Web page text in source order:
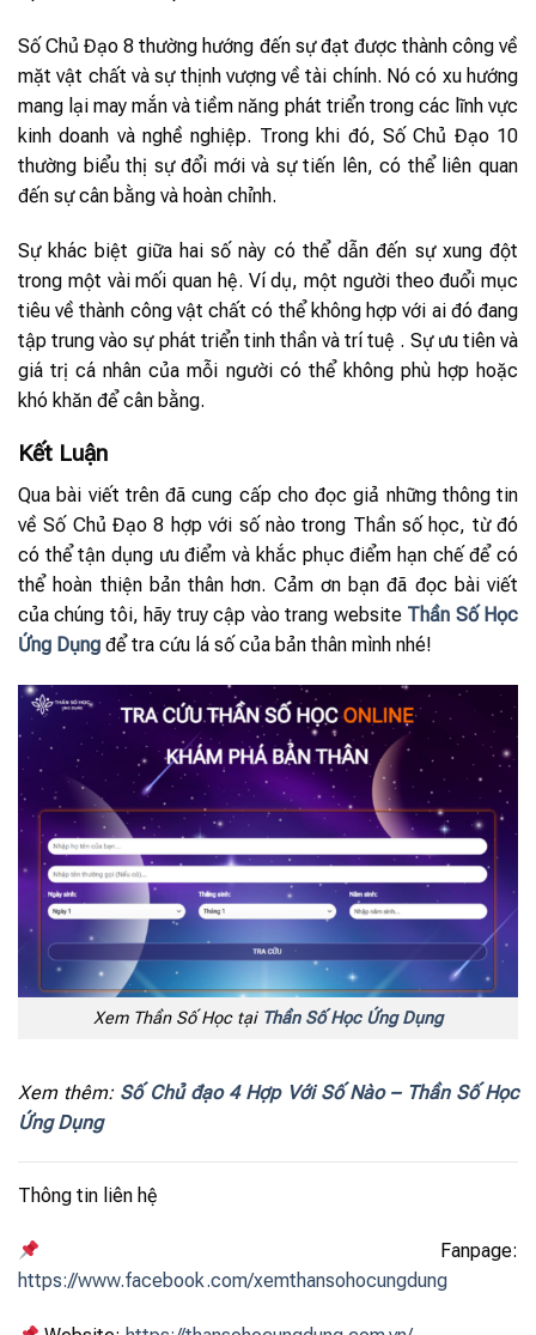
Số Chủ Đạo 8 thường hướng đến sự đạt được thành công về
mặt vật chất và sự thịnh vượng về tài chính. Nó có xu hướng
mang lại may mắn và tiềm năng phát triển trong các lĩnh vực
kinh doanh và nghề nghiệp. Trong khi đó, Số Chủ Đạo 10
thường biểu thị sự đổi mới và sự tiến lên, có thể liên quan
đến sự cân bằng và hoàn chỉnh.
Sự khác biệt giữa hai số này có thể dẫn đến sự xung đột
trong một vài mối quan hệ. Ví dụ, một người theo đuổi mục
tiêu về thành công vật chất có thể không hợp với ai đó đang
tập trung vào sự phát triển tinh thần và trí tuệ . Sự ưu tiên và
giá trị cá nhân của mỗi người có thể không phù hợp hoặc
khó khăn để cân bằng.
Kết Luận
Qua bài viết trên đã cung cấp cho đọc giả những thông tin
về Số Chủ Đạo 8 hợp với số nào trong Thần số học, từ đó
có thể tận dụng ưu điểm và khắc phục điểm hạn chế để có
thể hoàn thiện bản thân hơn. Cảm ơn bạn đã đọc bài viết
của chúng tôi, hãy truy cập vào trang website Thần Số Học
Ứng Dụng để tra cứu lá số của bản thân mình nhé!
Xem Thần Số Học tại Thần Số Học Ứng Dụng
Xem thêm: Số Chủ đạo 4 Hợp Với Số Nào – Thần Số Học
Ứng Dụng
Thông tin liên hệ
Fanpage:
https://www.facebook.com/xemthansohocungdung